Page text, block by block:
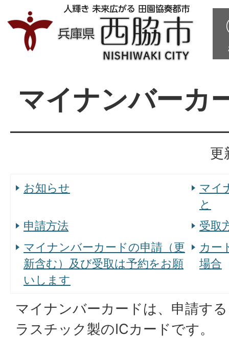
マイナンバーカ
更
お知らせ
マイ
と
申請方法
受取
マイナンバーカードの申請（更
新含む）及び受取は予約をお願
いします
カー
場合
マイナンバーカードは、申請す
ラスチック製のICカードです。